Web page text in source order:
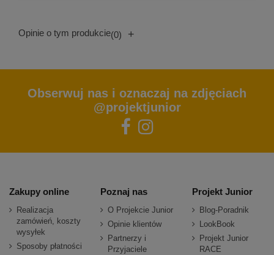
Opinie o tym produkcie(0) +
Obserwuj nas i oznaczaj na zdjęciach
@projektjunior
Zakupy online
Realizacja
zamówień, koszty
wysyłek
Sposoby płatności
Poznaj nas
O Projekcie Junior
Opinie klientów
Partnerzy i
Przyjaciele
Projekt Junior
Blog-Poradnik
LookBook
Projekt Junior
RACE